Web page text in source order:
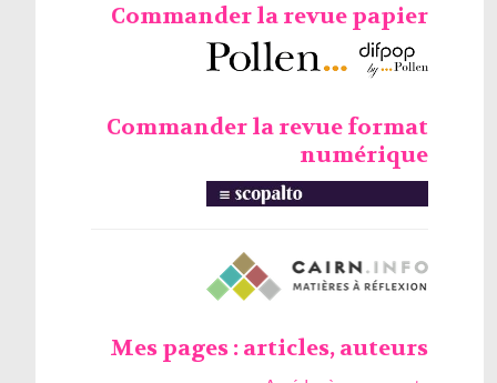
Commander la revue papier
Commander la revue format
numérique
Mes pages : articles, auteurs